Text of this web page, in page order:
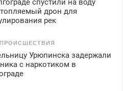
спустили на воду
дрон для
рек
ПРОИСШЕСТВИЯ
Урюпинска задержали
с наркотиком в